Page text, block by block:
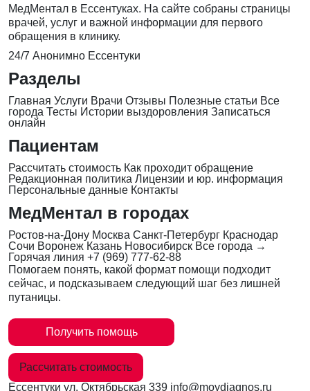
МедМентал в Ессентуках. На сайте собраны страницы
врачей, услуг и важной информации для первого
обращения в клинику.
24/7 Анонимно Ессентуки
Разделы
Главная Услуги Врачи Отзывы Полезные статьи Все
города Тесты Истории выздоровления Записаться
онлайн
Пациентам
Рассчитать стоимость Как проходит обращение
Редакционная политика Лицензии и юр. информация
Персональные данные Контакты
МедМентал в городах
Ростов-на-Дону Москва Санкт-Петербург Краснодар
Сочи Воронеж Казань Новосибирск Все города →
Горячая линия +7 (969) 777-62-88
Помогаем понять, какой формат помощи подходит
сейчас, и подсказываем следующий шаг без лишней
путаницы.
Получить помощь
Рассчитать стоимость
Ессентуки ул. Октябрьская 339 info@moydiagnos.ru